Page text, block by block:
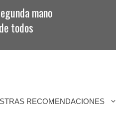
mano
todos
RECOMENDACIONES